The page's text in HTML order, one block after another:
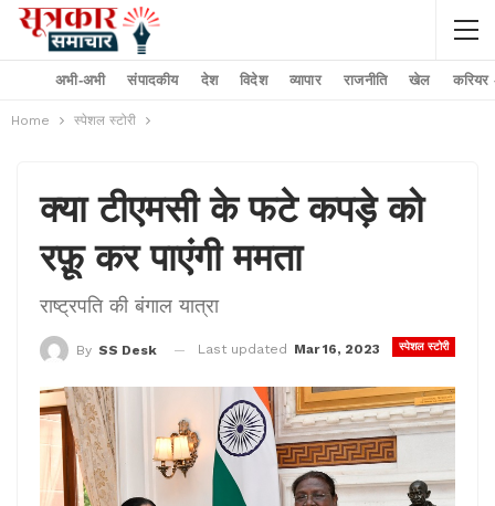
अभी-अभी संपादकीय देश विदेश व्यापार राजनीति खेल करियर
Home स्पेशल स्टोरी
क्या टीएमसी के फटे कपड़े को
रफ़ू कर पाएंगी ममता
राष्ट्रपति की बंगाल यात्रा
स्पेशल स्टोरी
By SS Desk Last updated Mar 16, 2023